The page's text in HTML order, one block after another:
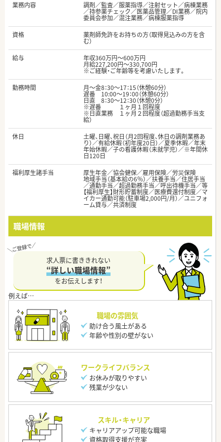
業務内容
調剤／監査／服薬指導／注射セット／病棟業務
／持参薬チェック／医薬品管理／DI業務／院内
委員会参加／混注業務／病棟服薬指導
資格
薬剤師免許をお持ちの方（取得見込みの方を含
む）
給与
年収360万円～600万円
月給227,200円～330,700円
※ご経験・ご年齢等を考慮いたします。
勤務時間
月～金8：30～17：15（休憩60分）
遅番 10:00～19：00（休憩60分）
日直 8：30～12：30（休憩0分）
※遅番 １ヶ月１回程度
※日直業務 １ヶ月２回程度（超過勤務手当支
給）
休日
土曜、日曜、祝日（月2回程度、休日の調剤業務あ
り）／有給休暇（初年度20日）／夏季休暇／年末
年始休暇／子の看護休暇（未就学児）／※年間休
日120日
福利厚生諸手当
厚生年金／協会健保／雇用保険／労災保険
地域手当（基本給の6％）／扶養手当／住居手当
／通勤手当／超過勤務手当／呼出待機手当／等
【福利厚生】財形貯蓄制度／医療費還付制度／マ
イカー通勤可能（駐車場2,000円/月）／ユニフォ
ーム貸与／共済制度
職場情報
求人票に書ききれない
“詳しい職場情報”
をお伝えします！
職場の雰囲気
助け合う風土がある
年齢や性別の壁がない
ワークライフバランス
お休みが取りやすい
残業が少ない
スキル・キャリア
キャリアアップ可能な職場
資格取得支援が充実